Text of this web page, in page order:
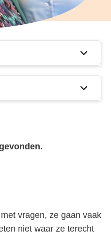
vragen, ze gaan vaak
niet waar ze terecht